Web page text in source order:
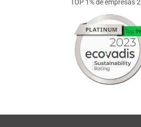
TOP 1% de empresas